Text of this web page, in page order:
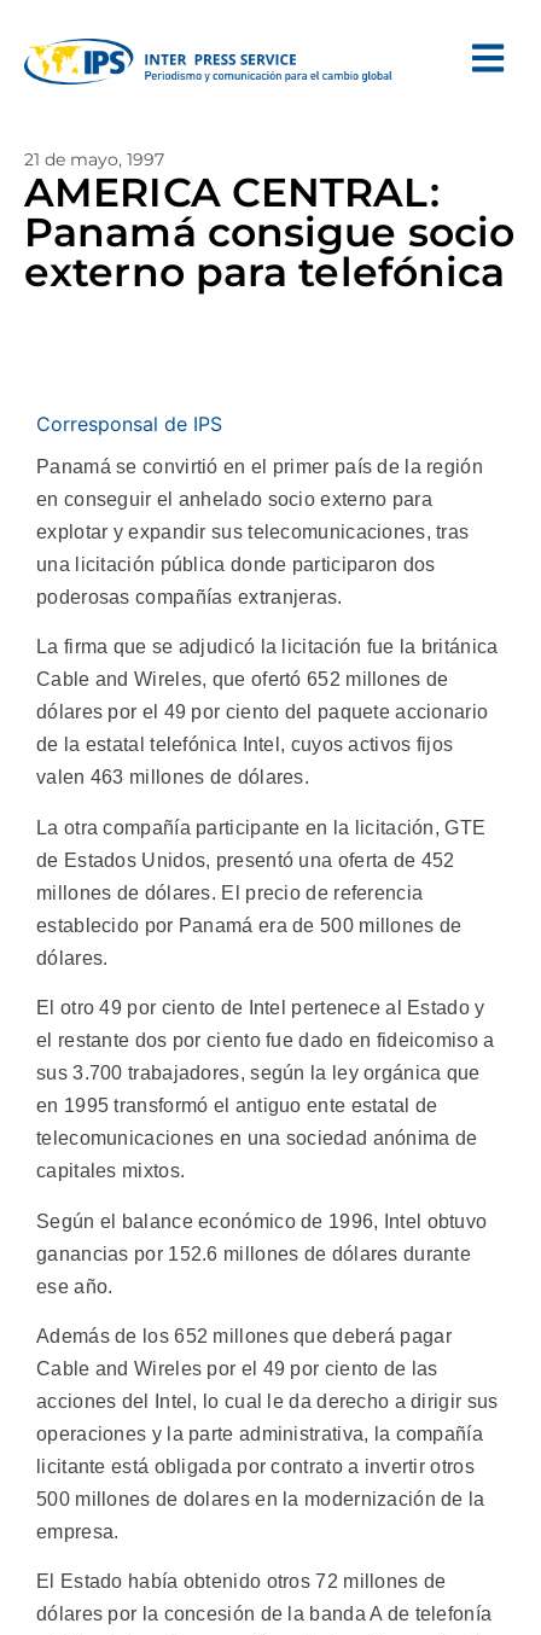
21 de mayo, 1997
AMERICA CENTRAL:
Panamá consigue socio
externo para telefónica
Corresponsal de IPS
Panamá se convirtió en el primer país de la región
en conseguir el anhelado socio externo para
explotar y expandir sus telecomunicaciones, tras
una licitación pública donde participaron dos
poderosas compañías extranjeras.
La firma que se adjudicó la licitación fue la británica
Cable and Wireles, que ofertó 652 millones de
dólares por el 49 por ciento del paquete accionario
de la estatal telefónica Intel, cuyos activos fijos
valen 463 millones de dólares.
La otra compañía participante en la licitación, GTE
de Estados Unidos, presentó una oferta de 452
millones de dólares. El precio de referencia
establecido por Panamá era de 500 millones de
dólares.
El otro 49 por ciento de Intel pertenece al Estado y
el restante dos por ciento fue dado en fideicomiso a
sus 3.700 trabajadores, según la ley orgánica que
en 1995 transformó el antiguo ente estatal de
telecomunicaciones en una sociedad anónima de
capitales mixtos.
Según el balance económico de 1996, Intel obtuvo
ganancias por 152.6 millones de dólares durante
ese año.
Además de los 652 millones que deberá pagar
Cable and Wireles por el 49 por ciento de las
acciones del Intel, lo cual le da derecho a dirigir sus
operaciones y la parte administrativa, la compañía
licitante está obligada por contrato a invertir otros
500 millones de dolares en la modernización de la
empresa.
El Estado había obtenido otros 72 millones de
dólares por la concesión de la banda A de telefonía